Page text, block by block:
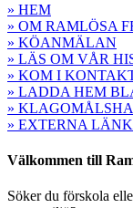
» HEM
» OM RAMLÖSA
» KÖANMÄLAN
» LÄS OM VÅR
» KOM I
» LADDA HEM
»
» EXTERNA
Välkommen till
Söker du förskola